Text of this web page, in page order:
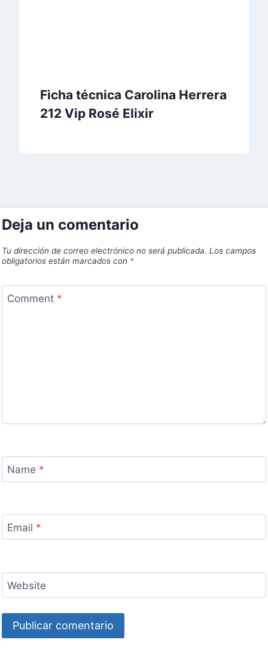
Ficha técnica Carolina Herrera
212 Vip Rosé Elixir
Deja un comentario
Tu dirección de correo electrónico no será publicada. Los campos
obligatorios están marcados con *
Comment *
Name *
Email *
Website